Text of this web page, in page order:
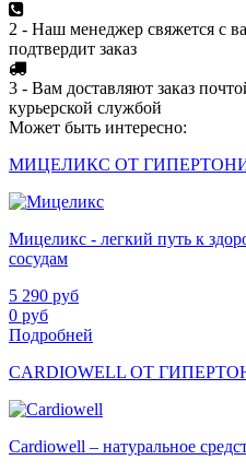
2 - Наш менеджер свяжется с
подтвердит заказ
3 - Вам доставляют заказ
курьерской службой
Может быть интересно:
МИЦЕЛИКС ОТ
Мицеликс - легкий путь к
сосудам
5 290 руб
0 руб
Подробней
CARDIOWELL ОТ
Cardiowell – натуральное